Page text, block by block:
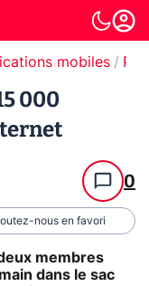
mobiles
000
0
nous en favori
membres
dans le sac